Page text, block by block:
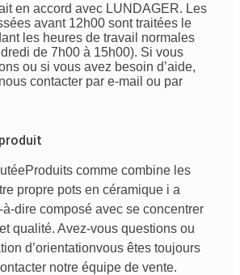
en accord avec LUNDAGER. Les
avant 12h00 sont traitées le
les heures de travail normales
de 7h00 à 15h00). Si vous
ou si vous avez besoin d’aide,
contacter par e-mail ou par
Produits comme combine les
propre pots en céramique i a
à-dire composé avec se concentrer
et qualité. Avez-vous questions ou
d’orientationvous êtes toujours
notre équipe de vente.